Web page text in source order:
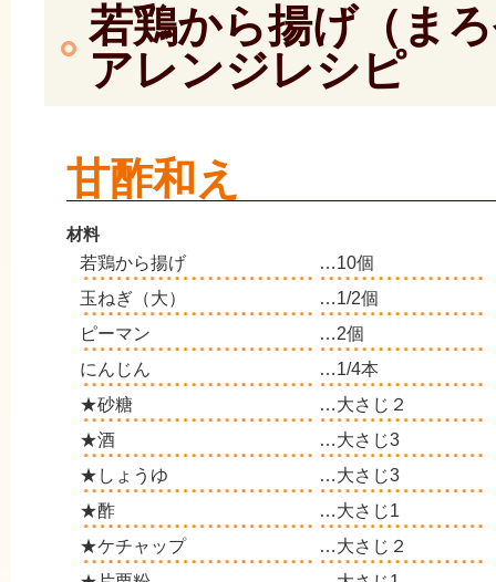
若鶏から揚げ（ま
アレンジレシピ
甘酢和え
材料
若鶏から揚げ
…10個
玉ねぎ（大）
…1/2個
ピーマン
…2個
にんじん
…1/4本
★砂糖
…大さじ２
★酒
…大さじ3
★しょうゆ
…大さじ3
★酢
…大さじ1
★ケチャップ
…大さじ２